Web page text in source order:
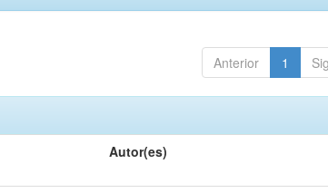
Anterior 1
Autor(es)